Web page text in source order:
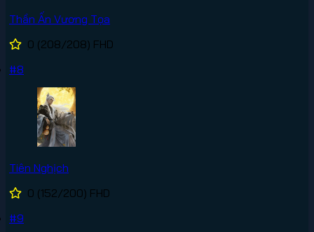
Thần Ấn Vương Tọa
0 (208/208) FHD
#8
Tiên Nghịch
0 (152/200) FHD
#9